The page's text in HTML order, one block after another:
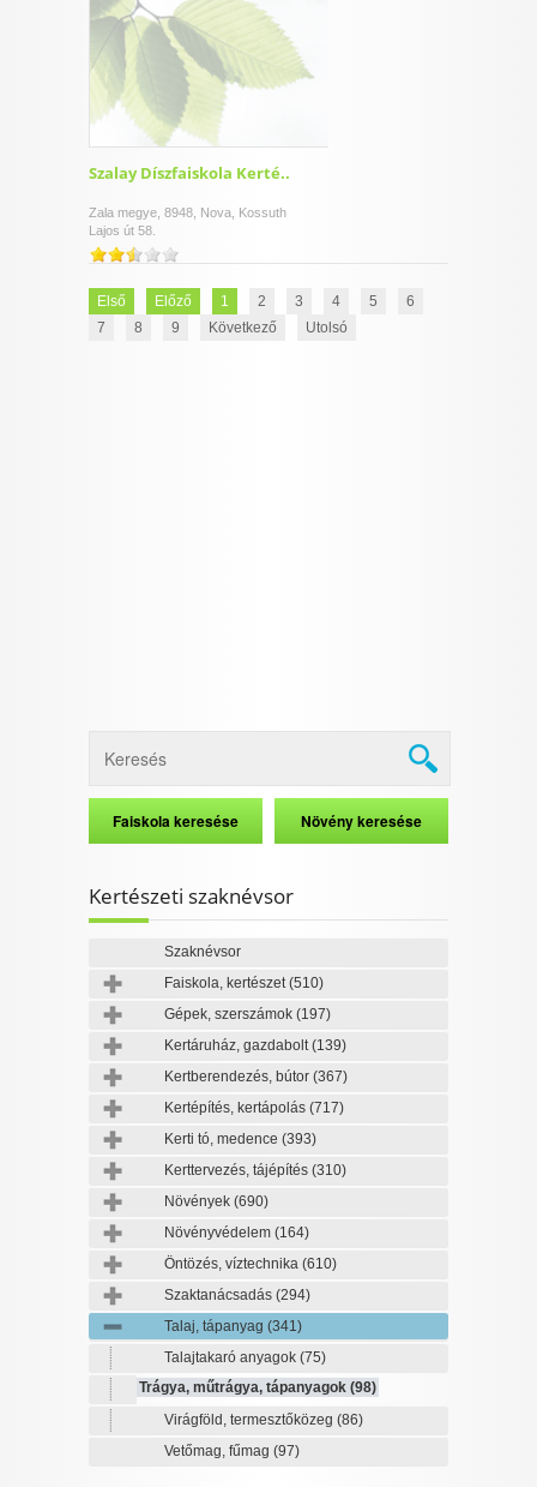
Szalay Díszfaiskola Kerté..
Zala megye, 8948, Nova, Kossuth
Lajos út 58.
Első Előző 1 2 3 4 5
6
7
8 9 Következő Utolsó
Kertészeti szaknévsor
Szaknévsor
Faiskola, kertészet(510)
Gépek, szerszámok (197)
Kertáruház, gazdabolt(139)
Kertberendezés, bútor (367)
Kertépítés, kertápolás (717)
Kerti tó, medence (393)
Kerttervezés, tájépítés (310)
Növények (690)
Növényvédelem (164)
Öntözés, víztechnika (610)
Szaktanácsadás (294)
Talaj, tápanyag (341)
Talajtakaró anyagok (75)
Trágya, műtrágya, tápanyagok (98)
Virágföld, termesztőközeg (86)
Vetőmag, fűmag (97)